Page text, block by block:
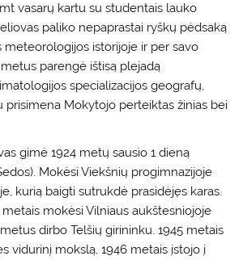
vasarų kartu su studentais lauko
paliko nepaprastai ryškų pėdsaką
istorijoje ir per savo
parengė ištisą plejadą
specializacijos geografų,
prisimena Mokytojo perteiktas žinias bei
gimė 1924 metų sausio 1 dieną
Mokėsi Viekšnių progimnazijoje
kurią baigti sutrukdė prasidėjęs karas.
mokėsi Vilniaus aukštesniojoje
dirbo Telšių girininku. 1945 metais
vidurinį mokslą, 1946 metais įstojo į